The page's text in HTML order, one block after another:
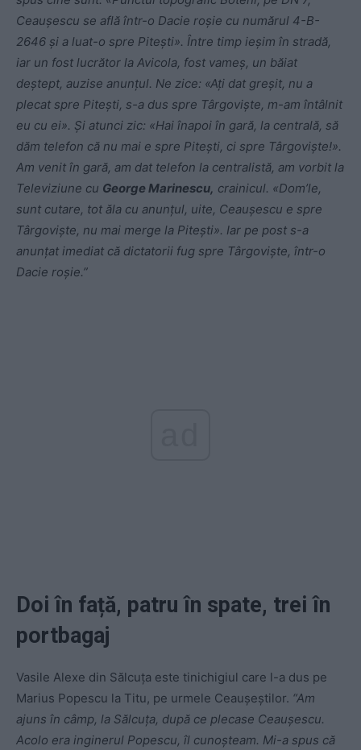
Ceauşescu se află într-o Dacie roşie cu numărul 4-B-
2646 şi a luat-o spre Piteşti». Între timp ieşim în stradă,
iar un fost lucrător la Avicola, fost vameş, un băiat
deştept, auzise anunţul. Ne zice: «Aţi dat greşit, nu a
plecat spre Piteşti, s-a dus spre Târgovişte, m-am întâlnit
eu cu ei». Şi atunci zic: «Hai înapoi în gară, la centrală, să
dăm telefon că nu mai e spre Piteşti, ci spre Târgovişte!».
Am venit în gară, am dat telefon la centralistă, am vorbit la
Televiziune cu George Marinescu, crainicul. «Dom’le,
sunt cutare, tot ăla cu anunţul, uite, Ceauşescu e spre
Târgovişte, nu mai merge la Piteşti». Iar pe post s-a
anunţat imediat că dictatorii fug spre Târgovişte, într-o
Dacie roşie.”
Doi în față, patru în spate, trei în
portbagaj
Vasile Alexe din Sălcuţa este tinichigiul care l-a dus pe
Marius Popescu la Titu, pe urmele Ceauşeştilor. “Am
ajuns în câmp, la Sălcuţa, după ce plecase Ceauşescu.
Acolo era inginerul Popescu, îl cunoşteam. Mi-a spus că